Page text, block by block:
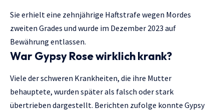
Sie erhielt eine zehnjährige Haftstrafe wegen Mordes
zweiten Grades und wurde im Dezember 2023 auf
Bewährung entlassen.
War Gypsy Rose wirklich krank?
Viele der schweren Krankheiten, die ihre Mutter
behauptete, wurden später als falsch oder stark
übertrieben dargestellt. Berichten zufolge konnte Gypsy